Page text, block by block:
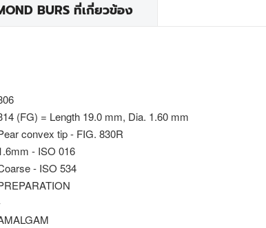
BURS ที่เกี่ยวข้อง
(FG) = Length 19.0 mm, Dia. 1.60 mm
convex tip - FIG. 830R
- ISO 016
- ISO 534